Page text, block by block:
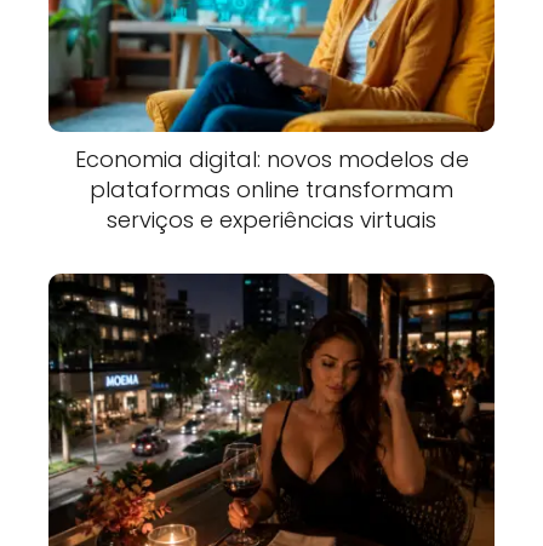
Economia digital: novos modelos de
plataformas online transformam
serviços e experiências virtuais